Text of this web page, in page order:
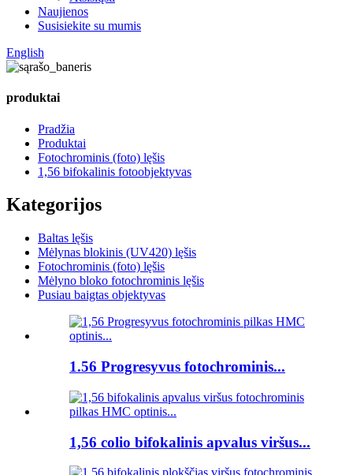
Naujienos
Susisiekite su mumis
English
produktai
Pradžia
Produktai
Fotochrominis (foto) lęšis
1,56 bifokalinis fotoobjektyvas
Kategorijos
Baltas lęšis
Mėlynas blokinis (UV420) lęšis
Fotochrominis (foto) lęšis
Mėlyno bloko fotochrominis lęšis
Pusiau baigtas objektyvas
1.56 Progresyvus fotochrominis...
1,56 colio bifokalinis apvalus viršus...